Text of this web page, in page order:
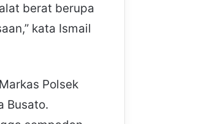
berat berupa
kata Ismail
Polsek
Busato.